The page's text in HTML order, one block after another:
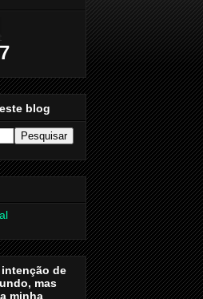
blog
de
mas
minha